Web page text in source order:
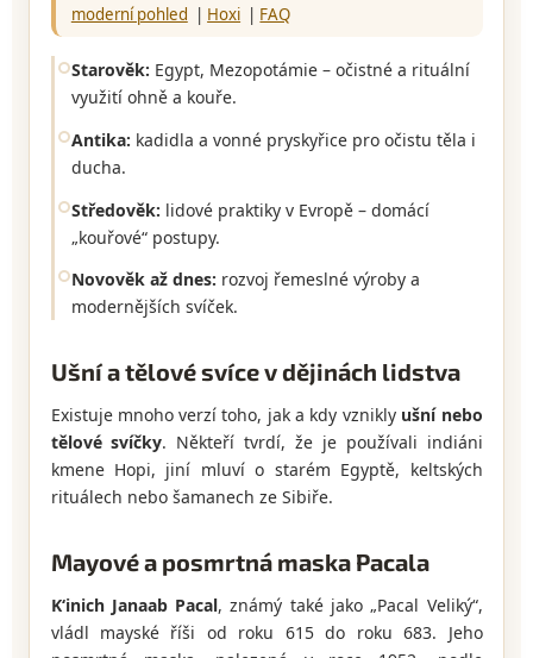
moderní pohled | Hoxi | FAQ
Starověk: Egypt, Mezopotámie – očistné a rituální
využití ohně a kouře.
Antika: kadidla a vonné pryskyřice pro očistu těla i
ducha.
Středověk: lidové praktiky v Evropě – domácí
„kouřové“ postupy.
Novověk až dnes: rozvoj řemeslné výroby a
modernějších svíček.
Ušní a tělové svíce v dějinách lidstva
Existuje mnoho verzí toho, jak a kdy vznikly ušní nebo
tělové svíčky. Někteří tvrdí, že je používali indiáni
kmene Hopi, jiní mluví o starém Egyptě, keltských
rituálech nebo šamanech ze Sibiře.
Mayové a posmrtná maska Pacala
K‘inich Janaab Pacal, známý také jako „Pacal Veliký“,
vládl mayské říši od roku 615 do roku 683. Jeho